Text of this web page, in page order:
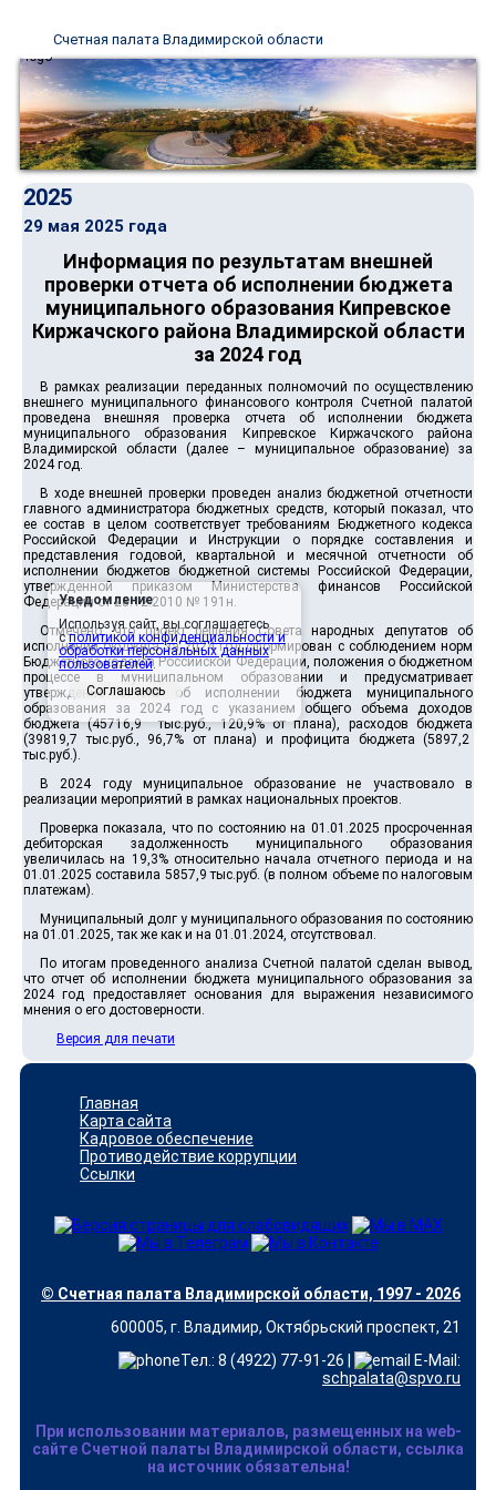
Счетная палата Владимирской области
2025
29 мая 2025 года
Информация по результатам внешней
проверки отчета об исполнении бюджета
муниципального образования Кипревское
Киржачского района Владимирской области
за 2024 год
В рамках реализации переданных полномочий по осуществлению
внешнего муниципального финансового контроля Счетной палатой
проведена внешняя проверка отчета об исполнении бюджета
муниципального образования Кипревское Киржачского района
Владимирской области (далее – муниципальное образование) за
2024 год.
В ходе внешней проверки проведен анализ бюджетной отчетности
главного администратора бюджетных средств, который показал, что
ее состав в целом соответствует требованиям Бюджетного кодекса
Российской Федерации и Инструкции о порядке составления и
представления годовой, квартальной и месячной отчетности об
исполнении бюджетов бюджетной системы Российской Федерации,
утвержденной приказом Министерства финансов Российской
Федерации от 28.12.2010 № 191н.
Отмечено, что проект решения Совета народных депутатов об
исполнении бюджета за 2024 год сформирован с соблюдением норм
Бюджетного кодекса Российской Федерации, положения о бюджетном
процессе в муниципальном образовании и предусматривает
утверждение отчета об исполнении бюджета муниципального
образования за 2024 год с указанием общего объема доходов
бюджета (45716,9 тыс.руб., 120,9% от плана), расходов бюджета
(39819,7 тыс.руб., 96,7% от плана) и профицита бюджета (5897,2
тыс.руб.).
В 2024 году муниципальное образование не участвовало в
реализации мероприятий в рамках национальных проектов.
Проверка показала, что по состоянию на 01.01.2025 просроченная
дебиторская задолженность муниципального образования
увеличилась на 19,3% относительно начала отчетного периода и на
01.01.2025 составила 5857,9 тыс.руб. (в полном объеме по налоговым
платежам).
Муниципальный долг у муниципального образования по состоянию
на 01.01.2025, так же как и на 01.01.2024, отсутствовал.
По итогам проведенного анализа Счетной палатой сделан вывод,
что отчет об исполнении бюджета муниципального образования за
2024 год предоставляет основания для выражения независимого
мнения о его достоверности.
Версия для печати
Главная
Карта сайта
Кадровое обеспечение
Противодействие коррупции
Ссылки
© Счетная палата Владимирской области, 1997 - 2026
600005, г. Владимир, Октябрьский проспект, 21
Тел.: 8 (4922) 77-91-26 |
E-Mail:
schpalata@spvo.ru
При использовании материалов, размещенных на web-
сайте Счетной палаты Владимирской области, ссылка
на источник обязательна!
Уведомление
Используя сайт, вы соглашаетесь
сполитикой конфиденциальности и
обработки персональных данных
пользователей.
Соглашаюсь